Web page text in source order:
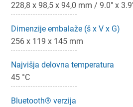
228,8 x 98,5 x 94,0 mm / 9.0" x
Dimenzije embalaže (š x V x G)
256 x 119 x 145 mm
Najvišja delovna temperatura
45 °C
Bluetooth® verzija